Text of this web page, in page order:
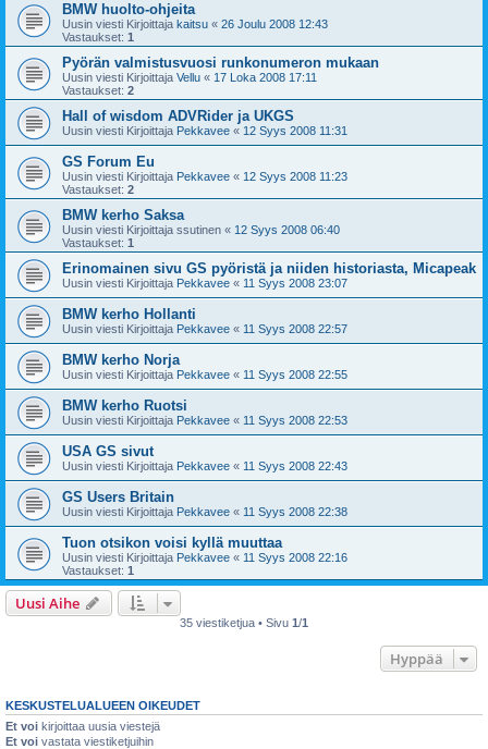
BMW huolto-ohjeita
Uusin viesti Kirjoittaja kaitsu « 26 Joulu 2008 12:43
Vastaukset: 1
Pyörän valmistusvuosi runkonumeron mukaan
Uusin viesti Kirjoittaja Vellu « 17 Loka 2008 17:11
Vastaukset: 2
Hall of wisdom ADVRider ja UKGS
Uusin viesti Kirjoittaja Pekkavee « 12 Syys 2008 11:31
GS Forum Eu
Uusin viesti Kirjoittaja Pekkavee « 12 Syys 2008 11:23
Vastaukset: 2
BMW kerho Saksa
Uusin viesti Kirjoittaja ssutinen « 12 Syys 2008 06:40
Vastaukset: 1
Erinomainen sivu GS pyöristä ja niiden historiasta, Micapeak
Uusin viesti Kirjoittaja Pekkavee « 11 Syys 2008 23:07
BMW kerho Hollanti
Uusin viesti Kirjoittaja Pekkavee « 11 Syys 2008 22:57
BMW kerho Norja
Uusin viesti Kirjoittaja Pekkavee « 11 Syys 2008 22:55
BMW kerho Ruotsi
Uusin viesti Kirjoittaja Pekkavee « 11 Syys 2008 22:53
USA GS sivut
Uusin viesti Kirjoittaja Pekkavee « 11 Syys 2008 22:43
GS Users Britain
Uusin viesti Kirjoittaja Pekkavee « 11 Syys 2008 22:38
Tuon otsikon voisi kyllä muuttaa
Uusin viesti Kirjoittaja Pekkavee « 11 Syys 2008 22:16
Vastaukset: 1
Uusi Aihe
35 viestiketjua • Sivu 1/1
Hyppää
KESKUSTELUALUEEN OIKEUDET
Et voi kirjoittaa uusia viestejä
Et voi vastata viestiketjuihin